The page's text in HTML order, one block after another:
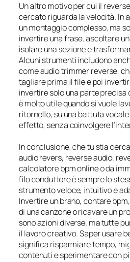
Un altro motivo per cui il
cercato riguarda la velocità. In
un montaggio complesso, ma
invertire una frase, ascoltare
isolare una sezione e
Alcuni strumenti includono
come audio trimmer reverse,
tagliare prima il file e poi
invertire solo una parte
è molto utile quando si vuole
ritornello, su una battuta vocale
effetto, senza coinvolgere
In conclusione, che tu stia
audio revers, reverse audio,
calcolatore bpm online o da
filo conduttore è sempre lo
strumento veloce, intuitivo e
Invertire un brano, contare
di una canzone o ricavare un
sono azioni diverse, ma tutte
il lavoro creativo. Saper usare
significa risparmiare tempo,
contenuti e sperimentare con